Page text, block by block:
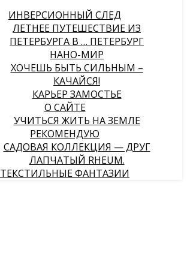
ИНВЕРСИОННЫЙ СЛЕД
ЛЕТНЕЕ ПУТЕШЕСТВИЕ ИЗ
ПЕТЕРБУРГА В … ПЕТЕРБУРГ
НАНО-МИР
ХОЧЕШЬ БЫТЬ СИЛЬНЫМ –
КАЧАЙСЯ!
КАРЬЕР ЗАМОСТЬЕ
О САЙТЕ
УЧИТЬСЯ ЖИТЬ НА ЗЕМЛЕ
РЕКОМЕНДУЮ
САДОВАЯ КОЛЛЕКЦИЯ — ДРУГ
ЛАПЧАТЫЙ RHEUM.
ТЕКСТИЛЬНЫЕ ФАНТАЗИИ